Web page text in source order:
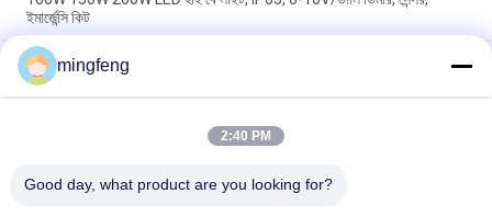
ইমার্জেন্সি কিট
খাদ্য প্রক্রিয়াকরণ শিল্পের জন্য NSF IP66 UFO LED হাই বে লাইট সিলিং 60W
100W 150W 200W
150 ওয়াটসের জুয়েবল ওয়াটার প্রুফ এলইডি হাই বে লাইট
mingfeng
2:40 PM
Good day, what product are you looking for?